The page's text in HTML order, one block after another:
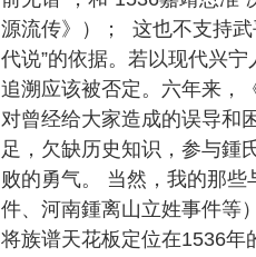
源流传》）； 这也不支持武
代说”的依据。若以现代兴
追溯应该被否定。六年来，
对曾经给大家造成的误导和
足，欠缺历史知识，参与鍾
败的勇气。 当然，我的那
件、河南鍾离山立姓事件等
将族谱天花板定位在1536年